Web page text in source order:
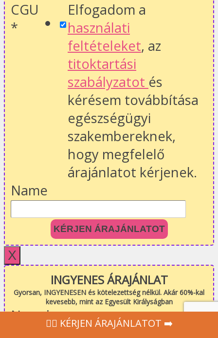
CGU
*
Elfogadom a
használati
feltételeket, az
titoktartási
szabályzatot és
kérésem továbbítása
egészségügyi
szakembereknek,
hogy megfelelő
árajánlatot kérjenek.
Name
KÉRJEN ÁRAJÁNLATOT
X
INGYENES ÁRAJÁNLAT
Gyorsan, INGYENESEN és kötelezettség nélkül. Akár 60%-kal
kevesebb, mint az Egyesült Királyságban
Nom*
‍👩‍⚕ KÉRJEN ÁRAJÁNLATOT ➡️